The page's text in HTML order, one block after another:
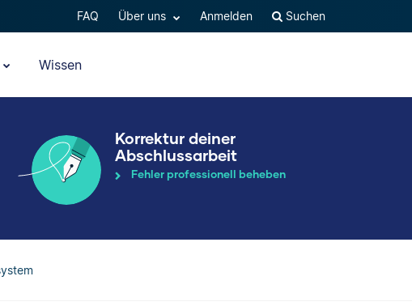
FAQ Über uns Anmelden Suchen
Wissen
Korrektur deiner
Abschlussarbeit
Fehler professionell beheben